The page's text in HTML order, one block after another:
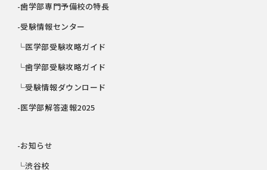
-歯学部専門予備校の特長
-受験情報センター
└医学部受験攻略ガイド
└歯学部受験攻略ガイド
└受験情報ダウンロード
-医学部解答速報2025
-お知らせ
└渋谷校